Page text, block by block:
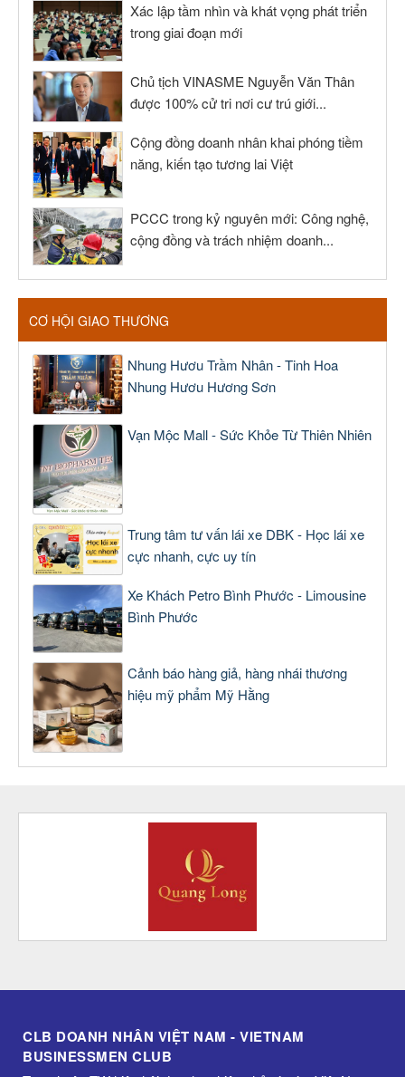
Xác lập tầm nhìn và khát vọng phát triển
trong giai đoạn mới
Chủ tịch VINASME Nguyễn Văn Thân
được 100% cử tri nơi cư trú giới...
Cộng đồng doanh nhân khai phóng tiềm
năng, kiến tạo tương lai Việt
PCCC trong kỷ nguyên mới: Công nghệ,
cộng đồng và trách nhiệm doanh...
CƠ HỘI GIAO THƯƠNG
Nhung Hươu Trầm Nhân - Tinh Hoa
Nhung Hươu Hương Sơn
Vạn Mộc Mall - Sức Khỏe Từ Thiên Nhiên
Trung tâm tư vấn lái xe DBK - Học lái xe
cực nhanh, cực uy tín
Xe Khách Petro Bình Phước - Limousine
Bình Phước
Cảnh báo hàng giả, hàng nhái thương
hiệu mỹ phẩm Mỹ Hằng
CLB DOANH NHÂN VIỆT NAM - VIETNAM
BUSINESSMEN CLUB